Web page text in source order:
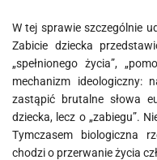
W tej sprawie szczególnie
Zabicie dziecka
„spełnionego życia”,
mechanizm ideologiczny:
zastąpić brutalne słowa
dziecka, lecz o „zabiegu”.
Tymczasem biologiczna
chodzi o przerwanie życia